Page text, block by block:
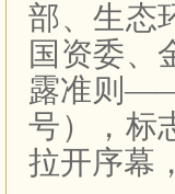
部、生态
国资委、
露准则
号），标
拉开序幕